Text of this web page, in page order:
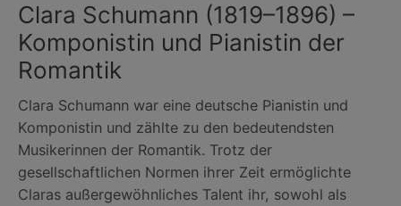
Clara Schumann (1819–1896) –
Komponistin und Pianistin der
Romantik
Clara Schumann war eine deutsche Pianistin und
Komponistin und zählte zu den bedeutendsten
Musikerinnen der Romantik. Trotz der
gesellschaftlichen Normen ihrer Zeit ermöglichte
Claras außergewöhnliches Talent ihr, sowohl als